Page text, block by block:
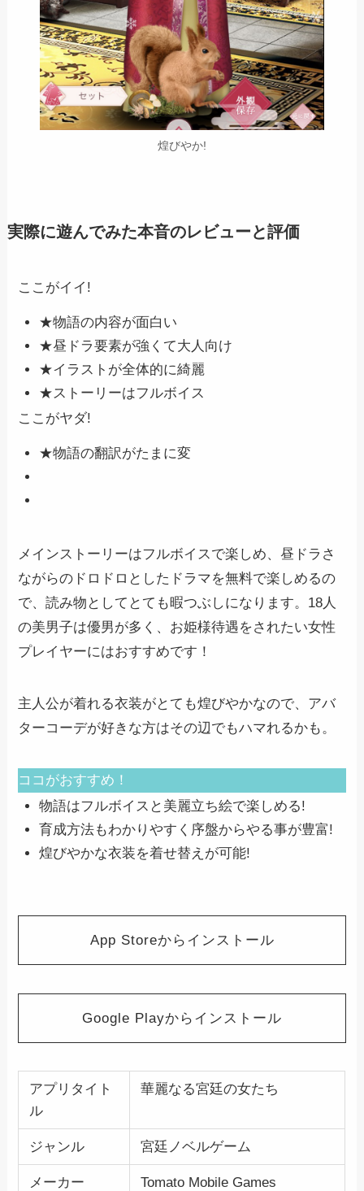
煌びやか!
実際に遊んでみた本音のレビューと評価
ここがイイ!
★物語の内容が面白い
★昼ドラ要素が強くて大人向け
★イラストが全体的に綺麗
★ストーリーはフルボイス
ここがヤダ!
★物語の翻訳がたまに変
メインストーリーはフルボイスで楽しめ、昼ドラさ
ながらのドロドロとしたドラマを無料で楽しめるの
で、読み物としてとても暇つぶしになります。18人
の美男子は優男が多く、お姫様待遇をされたい女性
プレイヤーにはおすすめです！
主人公が着れる衣装がとても煌びやかなので、アバ
ターコーデが好きな方はその辺でもハマれるかも。
ココがおすすめ！
物語はフルボイスと美麗立ち絵で楽しめる!
育成方法もわかりやすく序盤からやる事が豊富!
煌びやかな衣装を着せ替えが可能!
App Storeからインストール
Google Playからインストール
アプリタイト
ル
華麗なる宮廷の女たち
ジャンル 宮廷ノベルゲーム
メーカー Tomato Mobile Games